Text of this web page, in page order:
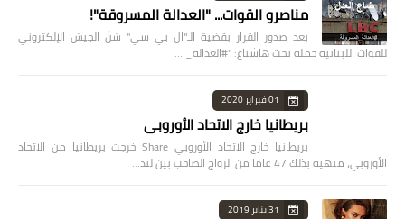
مناصرو القوات... "العدالة المسروقة"!
بعد صدور القرار بقضية الـ"ال بي سي" شنّ الجيش الإلكتروني
للقوات اللبنانية حملة تحت هاشتاغ: "#العدالة_ا…
01 فبراير 2020
بريطانيا خارج الاتحاد الأوروبي
بريطانيا خارج الاتحاد الأوروبي Share خرجت بريطانيا من الاتحاد
الأوروبي، منهية بذلك 47 عاما من الزواج الصاخب بين لند…
31 يناير 2019